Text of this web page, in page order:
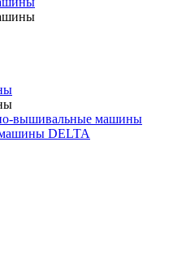
вышивальные машины
DELTA